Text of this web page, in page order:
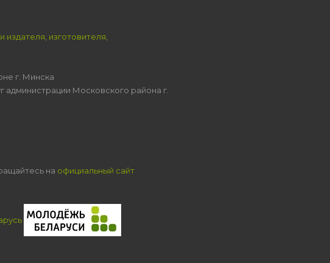
изготовителя,
г. Минска
администрации Московского района г.
на официальный сайт